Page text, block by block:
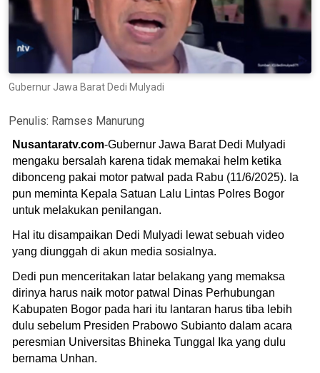
Gubernur Jawa Barat Dedi Mulyadi
Penulis: Ramses Manurung
Nusantaratv.com-Gubernur Jawa Barat Dedi Mulyadi
mengaku bersalah karena tidak memakai helm ketika
dibonceng pakai motor patwal pada Rabu (11/6/2025). Ia
pun meminta Kepala Satuan Lalu Lintas Polres Bogor
untuk melakukan penilangan.
Hal itu disampaikan Dedi Mulyadi lewat sebuah video
yang diunggah di akun media sosialnya.
Dedi pun menceritakan latar belakang yang memaksa
dirinya harus naik motor patwal Dinas Perhubungan
Kabupaten Bogor pada hari itu lantaran harus tiba lebih
dulu sebelum Presiden Prabowo Subianto dalam acara
peresmian Universitas Bhineka Tunggal Ika yang dulu
bernama Unhan.